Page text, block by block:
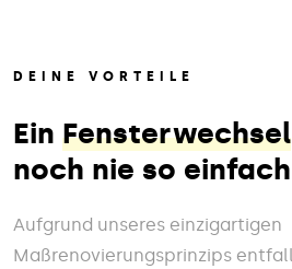
DEINE VORTEILE
Ein Fensterwechsel
noch nie so einfach
Aufgrund unseres einzigartigen
Maßrenovierungsprinzips